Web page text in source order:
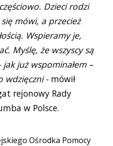
Dzieci rodzi
mówi, a przecież
Wspieramy je,
Myślę, że wszyscy są
już wspominałem –
wdzięczni - mówił
rejonowy Rady
w Polsce.
Ośrodka Pomocy